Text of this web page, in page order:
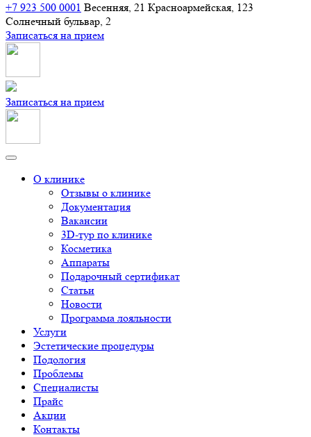
+7 923 500 0001 Весенняя, 21 Красноармейская, 123
Солнечный бульвар, 2
Записаться на прием
Записаться на прием
О клинике
Отзывы о клинике
Документация
Вакансии
3D-тур по клинике
Косметика
Аппараты
Подарочный сертификат
Статьи
Новости
Программа лояльности
Услуги
Эстетические процедуры
Подология
Проблемы
Специалисты
Прайс
Акции
Контакты